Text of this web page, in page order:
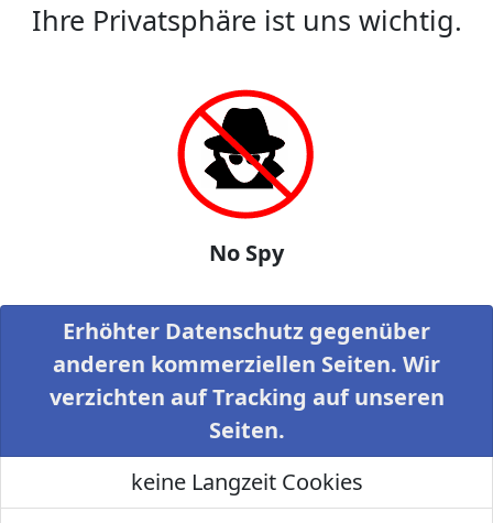
Ihre Privatsphäre ist uns wichtig.
No Spy
Erhöhter Datenschutz gegenüber
anderen kommerziellen Seiten. Wir
verzichten auf Tracking auf unseren
Seiten.
keine Langzeit Cookies